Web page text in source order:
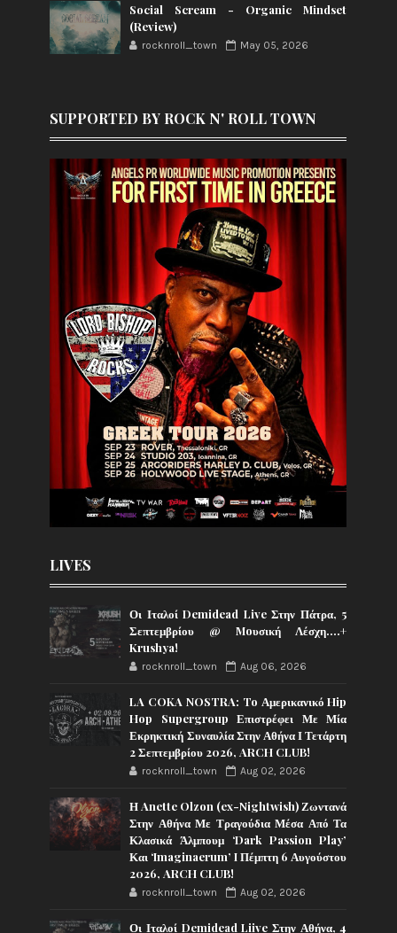
Social Scream - Organic Mindset
(Review)
rocknroll_town May 05, 2026
SUPPORTED BY ROCK N' ROLL TOWN
LIVES
Οι Ιταλοί Demidead Live Στην Πάτρα, 5
Σεπτεμβρίου @ Moυσική Λέσχη….+
Krushya!
rocknroll_town Aug 06, 2026
LA COKA NOSTRA: To Αμερικανικό Hip
Hop Supergroup Επιστρέφει Με Μία
Εκρηκτική Συναυλία Στην Αθήνα Ι Τετάρτη
2 Σεπτεμβρίου 2026, ARCH CLUB!
rocknroll_town Aug 02, 2026
Η Anette Olzon (ex-Nightwish) Ζωντανά
Στην Αθήνα Με Τραγούδια Μέσα Από Τα
Κλασικά Άλμπουμ ‘Dark Passion Play’
Και ‘Imaginaerum’ I Πέμπτη 6 Αυγούστου
2026, ARCH CLUB!
rocknroll_town Aug 02, 2026
Οι Ιταλοί Demidead Liive Στην Αθήνα, 4